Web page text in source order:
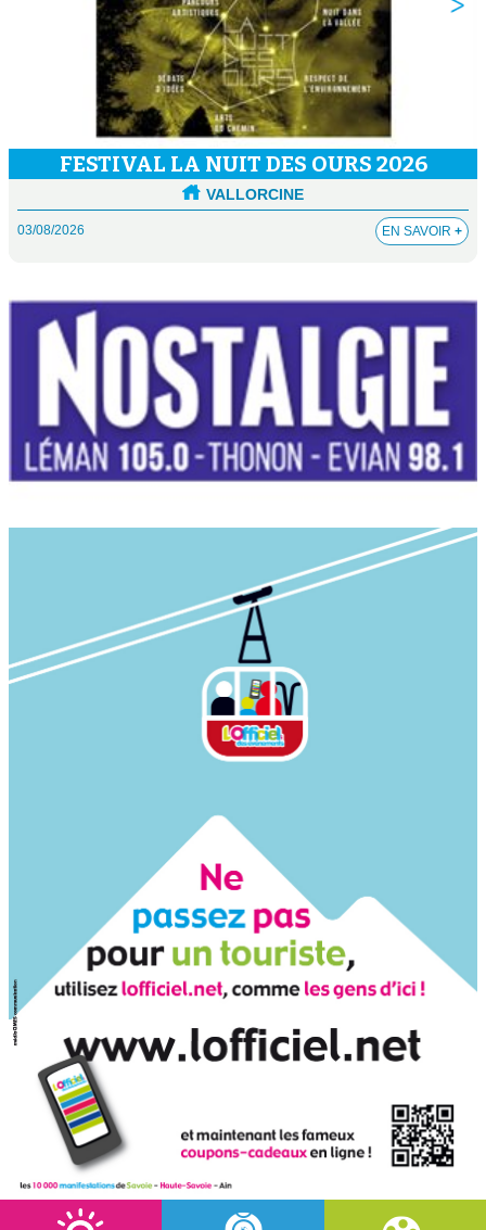
FESTIVAL LA NUIT DES OURS 2026
VALLORCINE
03/08/2026 EN SAVOIR +